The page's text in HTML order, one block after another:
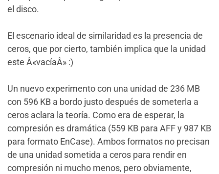
el disco.
El escenario ideal de similaridad es la presencia de
ceros, que por cierto, también implica que la unidad
este Â«vacíaÂ» :)
Un nuevo experimento con una unidad de 236 MB
con 596 KB a bordo justo después de someterla a
ceros aclara la teoría. Como era de esperar, la
compresión es dramática (559 KB para AFF y 987 KB
para formato EnCase). Ambos formatos no precisan
de una unidad sometida a ceros para rendir en
compresión ni mucho menos, pero obviamente,